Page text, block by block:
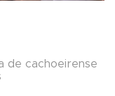
de cachoeirense